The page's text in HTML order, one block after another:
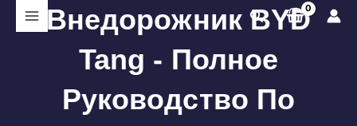
Перейти
содержимому
Поиск
Внедорожник BYD
Tang - Полное
Руководство По